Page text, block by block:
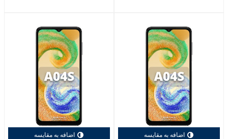
اضافه به مقایسه اضافه به مقایسه